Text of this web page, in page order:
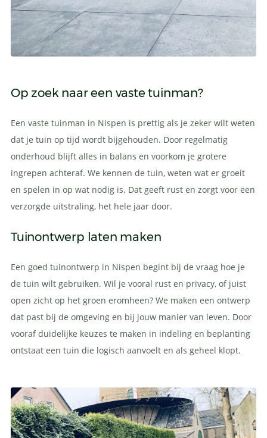
Op zoek naar een vaste tuinman?
Een vaste tuinman in Nispen is prettig als je zeker wilt weten
dat je tuin op tijd wordt bijgehouden. Door regelmatig
onderhoud blijft alles in balans en voorkom je grotere
ingrepen achteraf. We kennen de tuin, weten wat er groeit
en spelen in op wat nodig is. Dat geeft rust en zorgt voor een
verzorgde uitstraling, het hele jaar door.
Tuinontwerp laten maken
Een goed tuinontwerp in Nispen begint bij de vraag hoe je
de tuin wilt gebruiken. Wil je vooral rust en privacy, of juist
open zicht op het groen eromheen? We maken een ontwerp
dat past bij de omgeving en bij jouw manier van leven. Door
vooraf duidelijke keuzes te maken in indeling en beplanting
ontstaat een tuin die logisch aanvoelt en als geheel klopt.